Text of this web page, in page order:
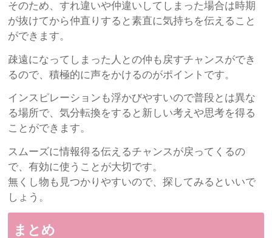
そのため、すれ違いや仲違いしてしまった場合は時期
が抜けてから仲直りすると素直に気持ちを伝えること
ができます。
疎遠になってしまった人との仲も戻すチャンスができ
るので、積極的に声をかけるのがポイントです。
インスピレーションも浮かびやすいので普段とは異な
る場所で、気分転換をすると新しい考えや思考を得る
ことができます。
スムーズに情報得る伝えるチャンスが戻ってくるの
で、有効に使うことが大切です。
無くし物も見つかりやすいので、探してみるといいで
しょう。
まとめ